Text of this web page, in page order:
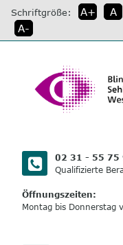
direkt
zum
Inhalt
Schriftgröße: A+
A
A-
02 31 - 55 75
Qualifizierte
Öffnungszeiten:
Montag bis Donnerstag